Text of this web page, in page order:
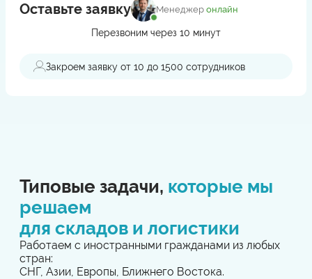
Оставьте заявку Менеджер онлайн
Перезвоним через 10 минут
Закроем заявку от 10 до 1500 сотрудников
Типовые задачи, которые мы
решаем
для складов и логистики
Работаем с иностранными гражданами из любых
стран:
СНГ, Азии, Европы, Ближнего Востока.